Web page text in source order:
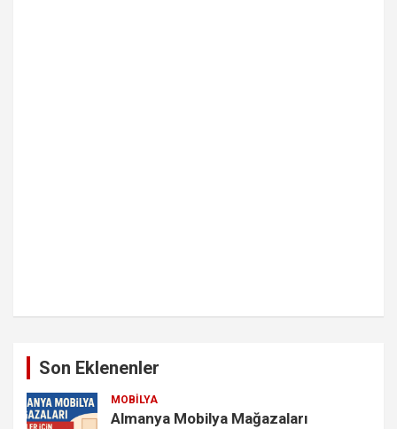
Son Eklenenler
MOBILYA
Almanya Mobilya Mağazaları